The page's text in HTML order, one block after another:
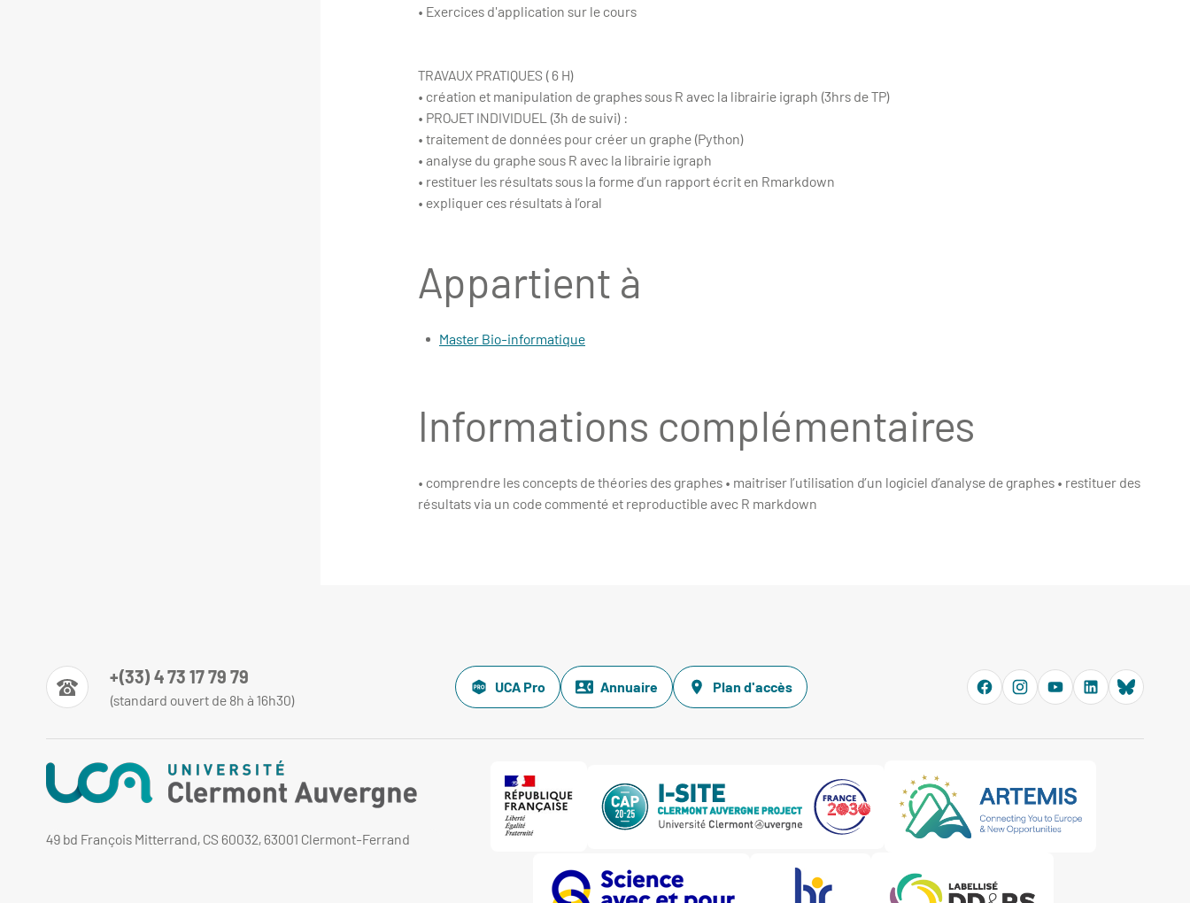
• Exercices d'application sur le cours
TRAVAUX PRATIQUES ( 6 H)
• création et manipulation de graphes sous R avec la librairie igraph (3hrs de TP)
• PROJET INDIVIDUEL (3h de suivi) :
• traitement de données pour créer un graphe (Python)
• analyse du graphe sous R avec la librairie igraph
• restituer les résultats sous la forme d’un rapport écrit en Rmarkdown
• expliquer ces résultats à l’oral
Appartient à
Master Bio-informatique
Informations complémentaires
• comprendre les concepts de théories des graphes • maitriser l’utilisation d’un logiciel d’analyse de graphes • restituer des
résultats via un code commenté et reproductible avec R markdown
+(33) 4 73 17 79 79
(standard ouvert de 8h à 16h30)
UCA Pro Annuaire Plan d'accès
49 bd François Mitterrand, CS 60032, 63001 Clermont-Ferrand